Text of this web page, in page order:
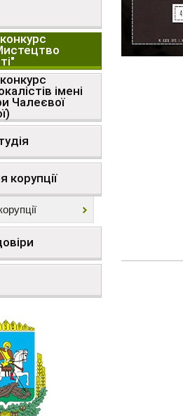
імені
Чалеєвої
корупції